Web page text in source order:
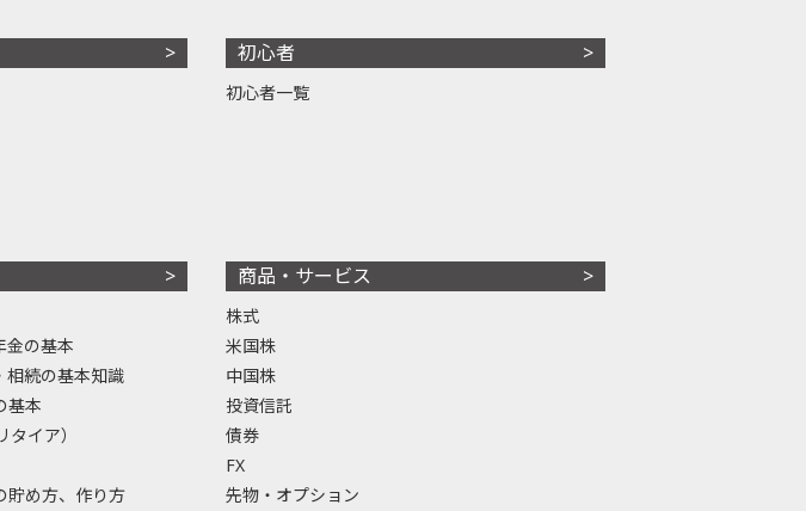
初心者
初心者一覧
金の基本
相続の基本知識
基本
イア）
貯め方、作り方
商品・サービス
株式
米国株
中国株
投資信託
債券
FX
先物・オプション